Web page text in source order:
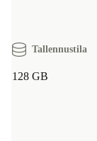
Tallennustila
128 GB